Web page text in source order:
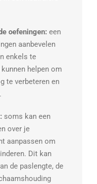
oefeningen: een
aanbevelen
enkels te
helpen om
te verbeteren en
soms kan een
over je
aanpassen om
Dit kan
de paslengte, de